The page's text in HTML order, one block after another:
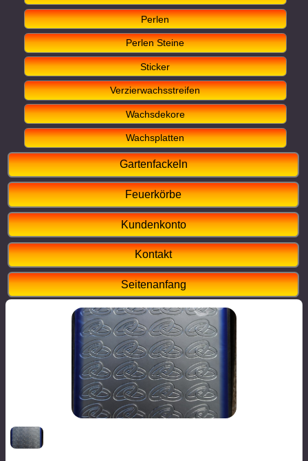
Perlen
Perlen Steine
Sticker
Verzierwachsstreifen
Wachsdekore
Wachsplatten
Gartenfackeln
Feuerkörbe
Kundenkonto
Kontakt
Seitenanfang